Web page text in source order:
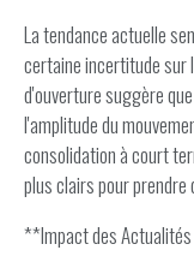
La tendance actuelle
certaine incertitude sur
d'ouverture suggère
l'amplitude du
consolidation à court
plus clairs pour
**Impact des